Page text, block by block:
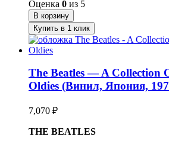
Оценка 0 из 5
В корзину
Купить в 1 клик
The Beatles — A Collection
Oldies (Винил, Япония,
7,070 ₽
THE BEATLES